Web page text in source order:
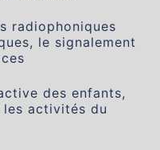
radiophoniques
le signalement
des enfants,
les activités du